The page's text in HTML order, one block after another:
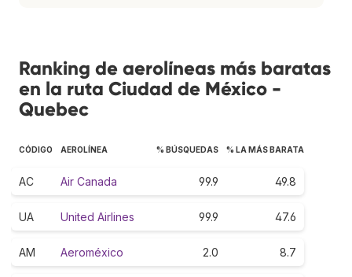
Ranking de aerolíneas más baratas
en la ruta Ciudad de México -
Quebec
CÓDIGO AEROLÍNEA % BÚSQUEDAS % LA MÁS BARATA
AC Air Canada 99.9 49.8
UA United Airlines 99.9 47.6
AM Aeroméxico 2.0 8.7